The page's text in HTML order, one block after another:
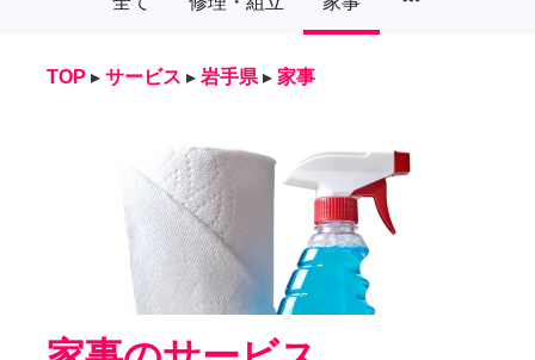
TOP ▸ サービス ▸ 岩手県 ▸ 家事